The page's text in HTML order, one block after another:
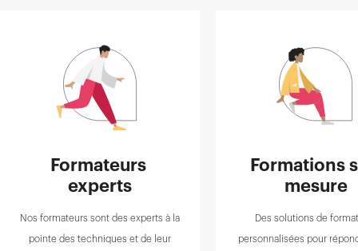
Formateurs
experts
Nos formateurs sont des experts à la
pointe des techniques et de leur
Formations
mesure
Des solutions de
personnalisées pour